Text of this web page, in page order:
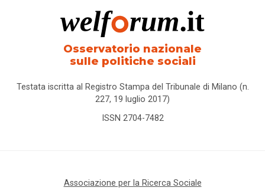
Osservatorio nazionale
sulle politiche sociali
Testata iscritta al Registro Stampa del Tribunale di Milano (n.
227, 19 luglio 2017)
ISSN 2704-7482
Associazione per la Ricerca Sociale